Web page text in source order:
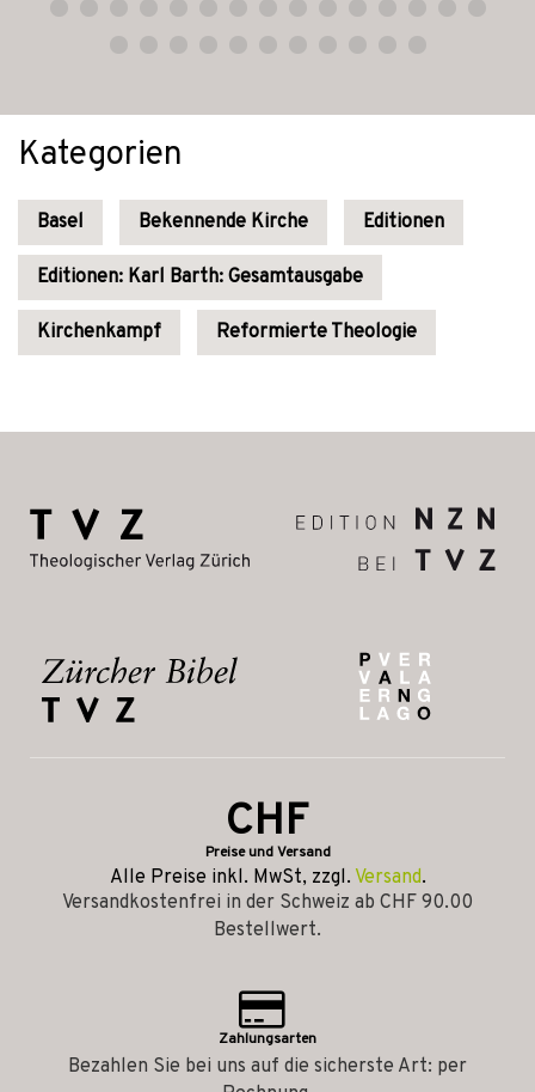
Kategorien
Basel Bekennende Kirche Editionen
Editionen: Karl Barth: Gesamtausgabe
Kirchenkampf Reformierte Theologie
CHF
Preise und Versand
Alle Preise inkl. MwSt, zzgl. Versand.
Versandkostenfrei in der Schweiz ab CHF 90.00
Bestellwert.
Zahlungsarten
Bezahlen Sie bei uns auf die sicherste Art: per